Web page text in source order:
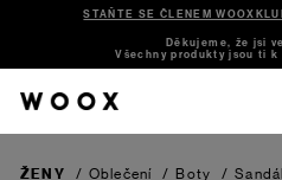
STAŇTE SE ČLENEM
Děkujeme, že jsi
Všechny produkty jsou ti
ŽENY / Oblečení / Boty /